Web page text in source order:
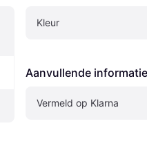
Kleur
Aanvullende informatie
Vermeld op Klarna